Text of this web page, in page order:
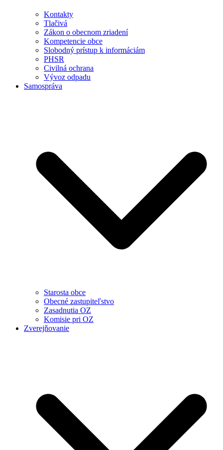
Kontakty
Tlačivá
Zákon o obecnom zriadení
Kompetencie obce
Slobodný prístup k informáciám
PHSR
Civilná ochrana
Vývoz odpadu
Samospráva
Starosta obce
Obecné zastupiteľstvo
Zasadnutia OZ
Komisie pri OZ
Zverejňovanie